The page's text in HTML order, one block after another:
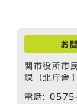
お
関市役所市
課（北庁舎1
電話: